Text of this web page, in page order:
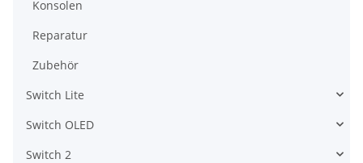
Konsolen
Reparatur
Zubehör
Switch Lite
Switch OLED
Switch 2